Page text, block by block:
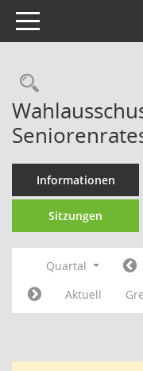
Toggle navigation
Informationen
Sitzungen
Quartal
Aktuell